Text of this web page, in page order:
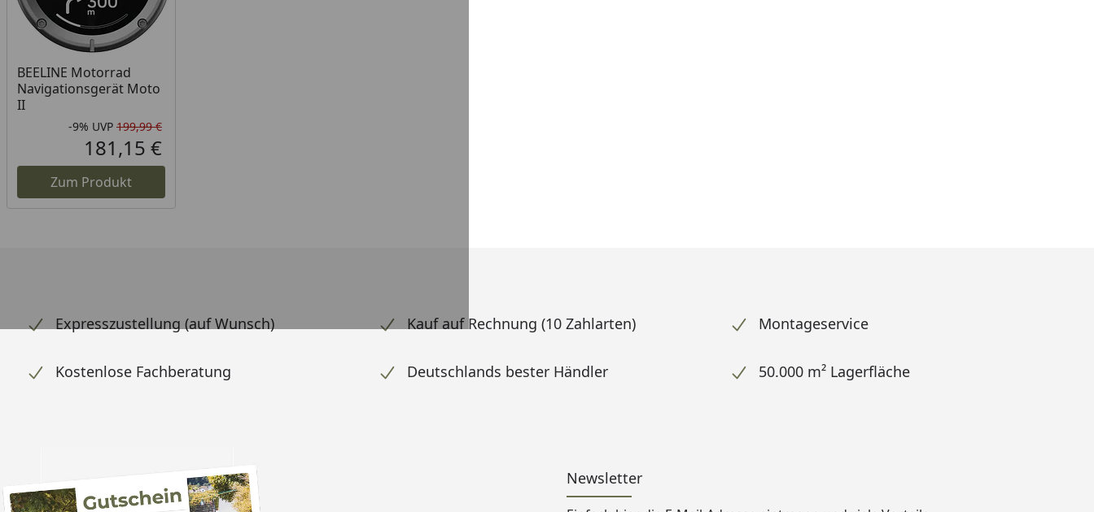
BEELINE Motorrad
Navigationsgerät Moto
II
Rabatt in Prozent
-9%
Ursprünglicher Preis
UVP 199,99 €
Aktueller Preis
181,15 €
Zum Produkt
Expresszustellung (auf Wunsch) Kauf auf Rechnung (10 Zahlarten) Montageservice
Kostenlose Fachberatung Deutschlands bester Händler 50.000 m² Lagerfläche
Newsletter